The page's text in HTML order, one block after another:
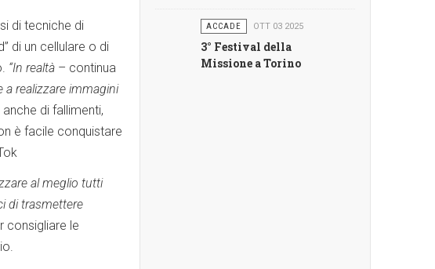
di tecniche di
di un cellulare o di
“In realtà – continua
a realizzare immagini
di fallimenti,
è facile conquistare
al meglio tutti
di trasmettere
consigliare le
ACCADE OTT 03 2025
3° Festival della
Missione a Torino